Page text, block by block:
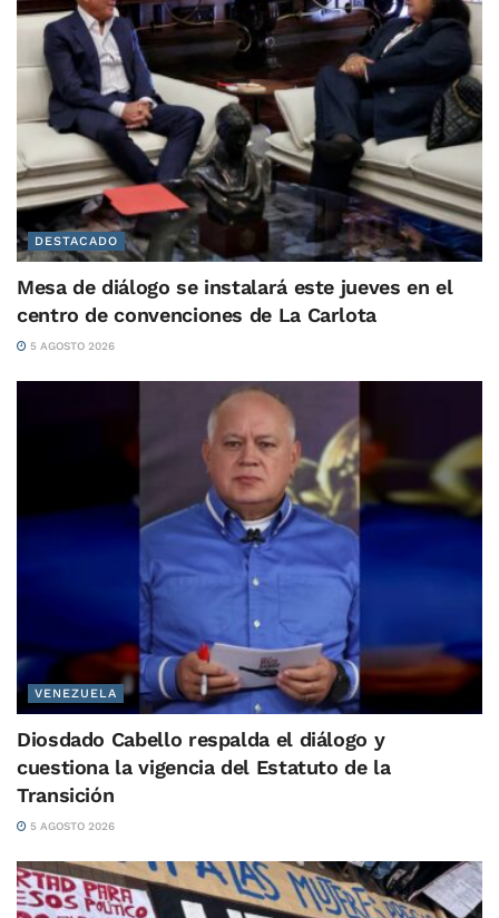
DESTACADO
Mesa de diálogo se instalará este jueves en el
centro de convenciones de La Carlota
5 AGOSTO 2026
VENEZUELA
Diosdado Cabello respalda el diálogo y
cuestiona la vigencia del Estatuto de la
Transición
5 AGOSTO 2026